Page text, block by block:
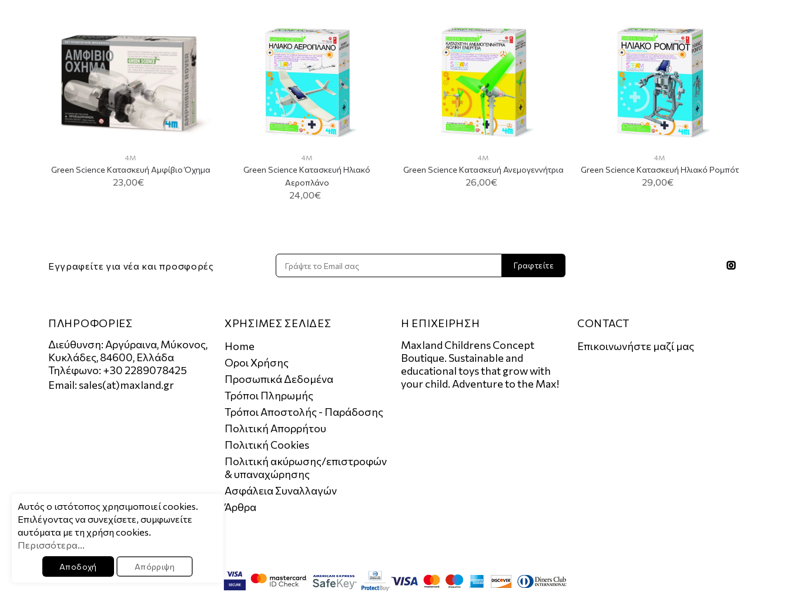
4M
Green Science Κατασκευή Αμφίβιο Όχημα
23,00€
4M
Green Science Κατασκευή Ηλιακό
Αεροπλάνο
24,00€
4M
Green Science Κατασκευή Ανεμογεννήτρια
26,00€
4M
Green Science Κατασκευή Ηλιακό Ρομπότ
29,00€
Εγγραφείτε για νέα και προσφορές Γραφτείτε
ΠΛΗΡΟΦΟΡΙΕΣ
Διεύθυνση: Αργύραινα, Μύκονος,
Κυκλάδες, 84600, Ελλάδα
Τηλέφωνο: +30 2289078425
Email: sales(at)maxland.gr
ΧΡΗΣΙΜΕΣ ΣΕΛΙΔΕΣ
Home
Οροι Χρήσης
Προσωπικά Δεδομένα
Τρόποι Πληρωμής
Τρόποι Αποστολής - Παράδοσης
Πολιτική Απορρήτου
Πολιτική Cookies
Πολιτική ακύρωσης/επιστροφών
& υπαναχώρησης
Ασφάλεια Συναλλαγών
Άρθρα
Η ΕΠΙΧΕΙΡΗΣΗ
Maxland Childrens Concept
Boutique. Sustainable and
educational toys that grow with
your child. Adventure to the Max!
CONTACT
Επικοινωνήστε μαζί μας
Aυτός ο ιστότοπος χρησιμοποιεί cookies.
Επιλέγοντας να συνεχίσετε, συμφωνείτε
αυτόματα με τη χρήση cookies.
Περισσότερα...
Αποδοχή Απόρριψη